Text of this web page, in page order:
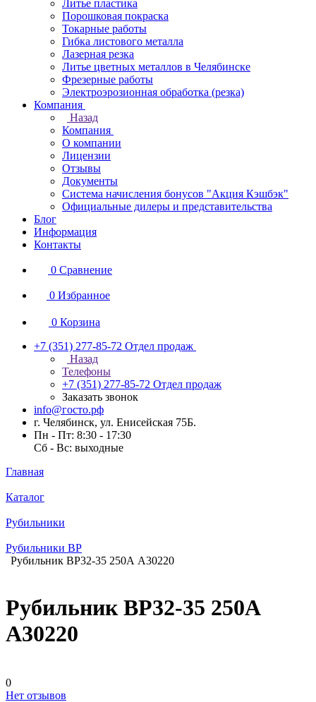
Литье пластика
Порошковая покраска
Токарные работы
Гибка листового металла
Лазерная резка
Литье цветных металлов в Челябинске
Фрезерные работы
Электроэрозионная обработка (резка)
Компания
Назад
Компания
О компании
Лицензии
Отзывы
Документы
Система начисления бонусов "Акция Кэшбэк"
Официальные дилеры и представительства
Блог
Информация
Контакты
0 Сравнение
0 Избранное
0 Корзина
+7 (351) 277-85-72 Отдел продаж
Назад
Телефоны
+7 (351) 277-85-72 Отдел продаж
Заказать звонок
info@госто.рф
г. Челябинск, ул. Енисейская 75Б.
Пн - Пт: 8:30 - 17:30
Сб - Вс: выходные
Главная
Каталог
Рубильники
Рубильники ВР
Рубильник ВР32-35 250А А30220
Рубильник ВР32-35 250А
А30220
0
Нет отзывов